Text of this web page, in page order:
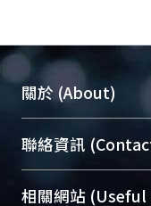
關於 (About)
臺大位居世界頂
展現本校豐碩的
機構典藏（NTUR
聯絡資訊
總館學科館員
相關網站 (Useful